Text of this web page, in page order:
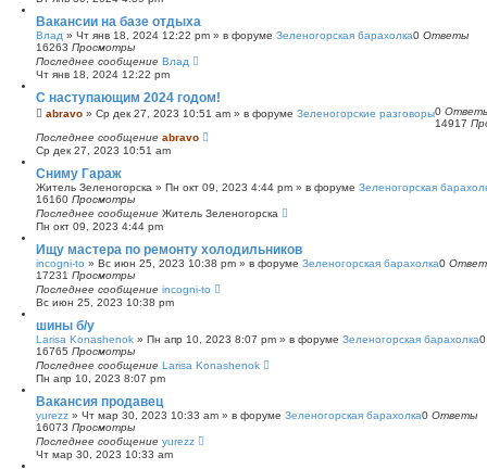
Вакансии на базе отдыха
Влад » Чт янв 18, 2024 12:22 pm » в форуме Зеленогорская барахолка0 Ответы
16263 Просмотры
Последнее сообщение Влад
Чт янв 18, 2024 12:22 pm
С наступающим 2024 годом!
abravo » Ср дек 27, 2023 10:51 am » в форуме Зеленогорские разговоры0
14917
Последнее сообщение abravo
Ср дек 27, 2023 10:51 am
Сниму Гараж
Житель Зеленогорска » Пн окт 09, 2023 4:44 pm » в форуме Зеленогорская
16160 Просмотры
Последнее сообщение Житель Зеленогорска
Пн окт 09, 2023 4:44 pm
Ищу мастера по ремонту холодильников
incogni-to » Вс июн 25, 2023 10:38 pm » в форуме Зеленогорская барахолка0
17231 Просмотры
Последнее сообщение incogni-to
Вс июн 25, 2023 10:38 pm
шины б/у
Larisa Konashenok » Пн апр 10, 2023 8:07 pm » в форуме Зеленогорская барахолка
16765 Просмотры
Последнее сообщение Larisa Konashenok
Пн апр 10, 2023 8:07 pm
Вакансия продавец
yurezz » Чт мар 30, 2023 10:33 am » в форуме Зеленогорская барахолка0 Ответы
16073 Просмотры
Последнее сообщение yurezz
Чт мар 30, 2023 10:33 am